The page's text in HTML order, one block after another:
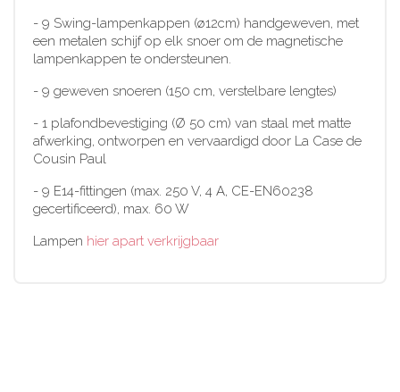
- 9 Swing-lampenkappen (ø12cm) handgeweven, met
een metalen schijf op elk snoer om de magnetische
lampenkappen te ondersteunen.
- 9 geweven snoeren (150 cm, verstelbare lengtes)
- 1 plafondbevestiging (Ø 50 cm) van staal met matte
afwerking, ontworpen en vervaardigd door La Case de
Cousin Paul
- 9 E14-fittingen (max. 250 V, 4 A, CE-EN60238
gecertificeerd), max. 60 W
Lampen hier apart verkrijgbaar